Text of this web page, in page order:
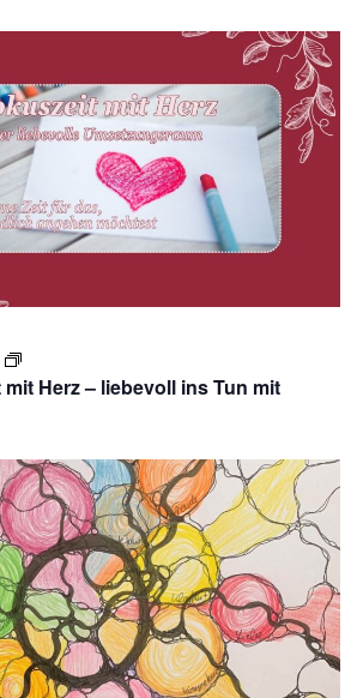
Herz – liebevoll ins Tun mit